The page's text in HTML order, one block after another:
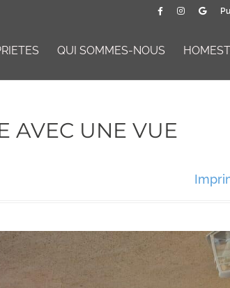
QUI SOMMES-NOUS
AVEC UNE VUE